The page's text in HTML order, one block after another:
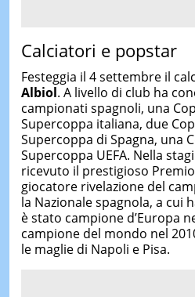
Calciatori e popstar
Festeggia il 4 settembre il
Albiol. A livello di club ha
campionati spagnoli, una
Supercoppa italiana, due
Supercoppa di Spagna, una
Supercoppa UEFA. Nella
ricevuto il prestigioso
giocatore rivelazione del
la Nazionale spagnola, a cui
è stato campione d’Europa
campione del mondo nel
le maglie di Napoli e Pisa.